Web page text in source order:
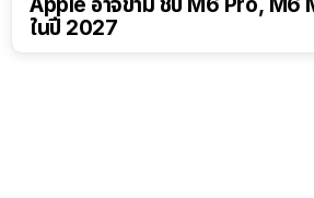
ในปี 2027